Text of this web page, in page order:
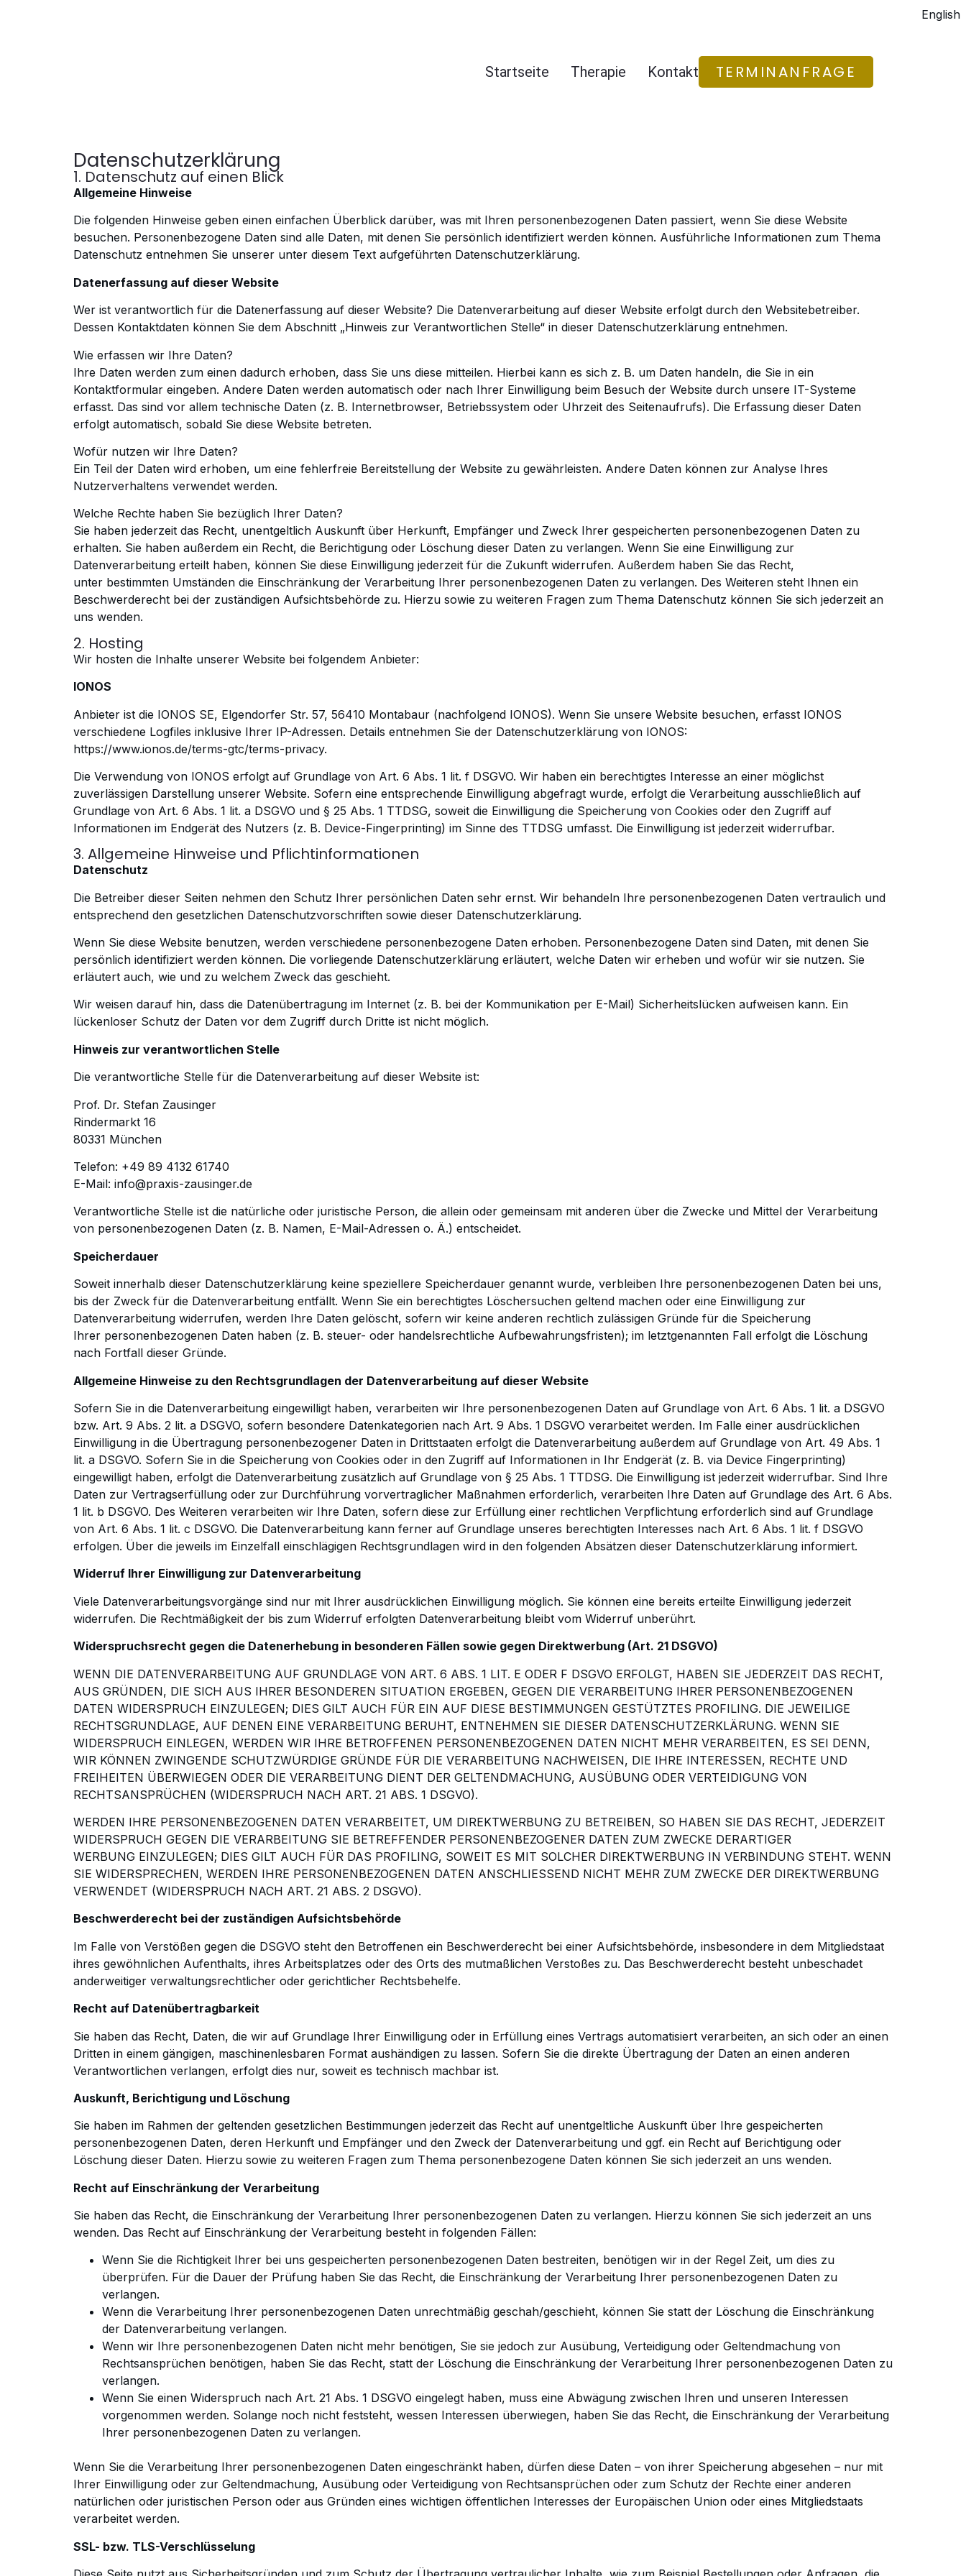
English
TERMINANFRAGE
Startseite Therapie Kontakt
Datenschutzerklärung
1. Datenschutz auf einen Blick
Allgemeine Hinweise
Die folgenden Hinweise geben einen einfachen Überblick darüber, was mit Ihren personenbezogenen Daten passiert, wenn Sie diese Website
besuchen. Personenbezogene Daten sind alle Daten, mit denen Sie persönlich identifiziert werden können. Ausführliche Informationen zum Thema
Datenschutz entnehmen Sie unserer unter diesem Text aufgeführten Datenschutzerklärung.
Datenerfassung auf dieser Website
Wer ist verantwortlich für die Datenerfassung auf dieser Website? Die Datenverarbeitung auf dieser Website erfolgt durch den Websitebetreiber.
Dessen Kontaktdaten können Sie dem Abschnitt „Hinweis zur Verantwortlichen Stelle“ in dieser Datenschutzerklärung entnehmen.
Wie erfassen wir Ihre Daten?
Ihre Daten werden zum einen dadurch erhoben, dass Sie uns diese mitteilen. Hierbei kann es sich z. B. um Daten handeln, die Sie in ein
Kontaktformular eingeben. Andere Daten werden automatisch oder nach Ihrer Einwilligung beim Besuch der Website durch unsere IT-Systeme
erfasst. Das sind vor allem technische Daten (z. B. Internetbrowser, Betriebssystem oder Uhrzeit des Seitenaufrufs). Die Erfassung dieser Daten
erfolgt automatisch, sobald Sie diese Website betreten.
Wofür nutzen wir Ihre Daten?
Ein Teil der Daten wird erhoben, um eine fehlerfreie Bereitstellung der Website zu gewährleisten. Andere Daten können zur Analyse Ihres
Nutzerverhaltens verwendet werden.
Welche Rechte haben Sie bezüglich Ihrer Daten?
Sie haben jederzeit das Recht, unentgeltlich Auskunft über Herkunft, Empfänger und Zweck Ihrer gespeicherten personenbezogenen Daten zu
erhalten. Sie haben außerdem ein Recht, die Berichtigung oder Löschung dieser Daten zu verlangen. Wenn Sie eine Einwilligung zur
Datenverarbeitung erteilt haben, können Sie diese Einwilligung jederzeit für die Zukunft widerrufen. Außerdem haben Sie das Recht,
unter bestimmten Umständen die Einschränkung der Verarbeitung Ihrer personenbezogenen Daten zu verlangen. Des Weiteren steht Ihnen ein
Beschwerderecht bei der zuständigen Aufsichtsbehörde zu. Hierzu sowie zu weiteren Fragen zum Thema Datenschutz können Sie sich jederzeit an
uns wenden.
2. Hosting
Wir hosten die Inhalte unserer Website bei folgendem Anbieter:
IONOS
Anbieter ist die IONOS SE, Elgendorfer Str. 57, 56410 Montabaur (nachfolgend IONOS). Wenn Sie unsere Website besuchen, erfasst IONOS
verschiedene Logfiles inklusive Ihrer IP-Adressen. Details entnehmen Sie der Datenschutzerklärung von IONOS:
https://www.ionos.de/terms-gtc/terms-privacy.
Die Verwendung von IONOS erfolgt auf Grundlage von Art. 6 Abs. 1 lit. f DSGVO. Wir haben ein berechtigtes Interesse an einer möglichst
zuverlässigen Darstellung unserer Website. Sofern eine entsprechende Einwilligung abgefragt wurde, erfolgt die Verarbeitung ausschließlich auf
Grundlage von Art. 6 Abs. 1 lit. a DSGVO und § 25 Abs. 1 TTDSG, soweit die Einwilligung die Speicherung von Cookies oder den Zugriff auf
Informationen im Endgerät des Nutzers (z. B. Device-Fingerprinting) im Sinne des TTDSG umfasst. Die Einwilligung ist jederzeit widerrufbar.
3. Allgemeine Hinweise und Pflichtinformationen
Datenschutz
Die Betreiber dieser Seiten nehmen den Schutz Ihrer persönlichen Daten sehr ernst. Wir behandeln Ihre personenbezogenen Daten vertraulich und
entsprechend den gesetzlichen Datenschutzvorschriften sowie dieser Datenschutzerklärung.
Wenn Sie diese Website benutzen, werden verschiedene personenbezogene Daten erhoben. Personenbezogene Daten sind Daten, mit denen Sie
persönlich identifiziert werden können. Die vorliegende Datenschutzerklärung erläutert, welche Daten wir erheben und wofür wir sie nutzen. Sie
erläutert auch, wie und zu welchem Zweck das geschieht.
Wir weisen darauf hin, dass die Datenübertragung im Internet (z. B. bei der Kommunikation per E-Mail) Sicherheitslücken aufweisen kann. Ein
lückenloser Schutz der Daten vor dem Zugriff durch Dritte ist nicht möglich.
Hinweis zur verantwortlichen Stelle
Die verantwortliche Stelle für die Datenverarbeitung auf dieser Website ist:
Prof. Dr. Stefan Zausinger
Rindermarkt 16
80331 München
Telefon: +49 89 4132 61740
E-Mail: info@praxis-zausinger.de
Verantwortliche Stelle ist die natürliche oder juristische Person, die allein oder gemeinsam mit anderen über die Zwecke und Mittel der Verarbeitung
von personenbezogenen Daten (z. B. Namen, E-Mail-Adressen o. Ä.) entscheidet.
Speicherdauer
Soweit innerhalb dieser Datenschutzerklärung keine speziellere Speicherdauer genannt wurde, verbleiben Ihre personenbezogenen Daten bei uns,
bis der Zweck für die Datenverarbeitung entfällt. Wenn Sie ein berechtigtes Löschersuchen geltend machen oder eine Einwilligung zur
Datenverarbeitung widerrufen, werden Ihre Daten gelöscht, sofern wir keine anderen rechtlich zulässigen Gründe für die Speicherung
Ihrer personenbezogenen Daten haben (z. B. steuer- oder handelsrechtliche Aufbewahrungsfristen); im letztgenannten Fall erfolgt die Löschung
nach Fortfall dieser Gründe.
Allgemeine Hinweise zu den Rechtsgrundlagen der Datenverarbeitung auf dieser Website
Sofern Sie in die Datenverarbeitung eingewilligt haben, verarbeiten wir Ihre personenbezogenen Daten auf Grundlage von Art. 6 Abs. 1 lit. a DSGVO
bzw. Art. 9 Abs. 2 lit. a DSGVO, sofern besondere Datenkategorien nach Art. 9 Abs. 1 DSGVO verarbeitet werden. Im Falle einer ausdrücklichen
Einwilligung in die Übertragung personenbezogener Daten in Drittstaaten erfolgt die Datenverarbeitung außerdem auf Grundlage von Art. 49 Abs. 1
lit. a DSGVO. Sofern Sie in die Speicherung von Cookies oder in den Zugriff auf Informationen in Ihr Endgerät (z. B. via Device Fingerprinting)
eingewilligt haben, erfolgt die Datenverarbeitung zusätzlich auf Grundlage von § 25 Abs. 1 TTDSG. Die Einwilligung ist jederzeit widerrufbar. Sind Ihre
Daten zur Vertragserfüllung oder zur Durchführung vorvertraglicher Maßnahmen erforderlich, verarbeiten Ihre Daten auf Grundlage des Art. 6 Abs.
1 lit. b DSGVO. Des Weiteren verarbeiten wir Ihre Daten, sofern diese zur Erfüllung einer rechtlichen Verpflichtung erforderlich sind auf Grundlage
von Art. 6 Abs. 1 lit. c DSGVO. Die Datenverarbeitung kann ferner auf Grundlage unseres berechtigten Interesses nach Art. 6 Abs. 1 lit. f DSGVO
erfolgen. Über die jeweils im Einzelfall einschlägigen Rechtsgrundlagen wird in den folgenden Absätzen dieser Datenschutzerklärung informiert.
Widerruf Ihrer Einwilligung zur Datenverarbeitung
Viele Datenverarbeitungsvorgänge sind nur mit Ihrer ausdrücklichen Einwilligung möglich. Sie können eine bereits erteilte Einwilligung jederzeit
widerrufen. Die Rechtmäßigkeit der bis zum Widerruf erfolgten Datenverarbeitung bleibt vom Widerruf unberührt.
Widerspruchsrecht gegen die Datenerhebung in besonderen Fällen sowie gegen Direktwerbung (Art. 21 DSGVO)
WENN DIE DATENVERARBEITUNG AUF GRUNDLAGE VON ART. 6 ABS. 1 LIT. E ODER F DSGVO ERFOLGT, HABEN SIE JEDERZEIT DAS RECHT,
AUS GRÜNDEN, DIE SICH AUS IHRER BESONDEREN SITUATION ERGEBEN, GEGEN DIE VERARBEITUNG IHRER PERSONENBEZOGENEN
DATEN WIDERSPRUCH EINZULEGEN; DIES GILT AUCH FÜR EIN AUF DIESE BESTIMMUNGEN GESTÜTZTES PROFILING. DIE JEWEILIGE
RECHTSGRUNDLAGE, AUF DENEN EINE VERARBEITUNG BERUHT, ENTNEHMEN SIE DIESER DATENSCHUTZERKLÄRUNG. WENN SIE
WIDERSPRUCH EINLEGEN, WERDEN WIR IHRE BETROFFENEN PERSONENBEZOGENEN DATEN NICHT MEHR VERARBEITEN, ES SEI DENN,
WIR KÖNNEN ZWINGENDE SCHUTZWÜRDIGE GRÜNDE FÜR DIE VERARBEITUNG NACHWEISEN, DIE IHRE INTERESSEN, RECHTE UND
FREIHEITEN ÜBERWIEGEN ODER DIE VERARBEITUNG DIENT DER GELTENDMACHUNG, AUSÜBUNG ODER VERTEIDIGUNG VON
RECHTSANSPRÜCHEN (WIDERSPRUCH NACH ART. 21 ABS. 1 DSGVO).
WERDEN IHRE PERSONENBEZOGENEN DATEN VERARBEITET, UM DIREKTWERBUNG ZU BETREIBEN, SO HABEN SIE DAS RECHT, JEDERZEIT
WIDERSPRUCH GEGEN DIE VERARBEITUNG SIE BETREFFENDER PERSONENBEZOGENER DATEN ZUM ZWECKE DERARTIGER
WERBUNG EINZULEGEN; DIES GILT AUCH FÜR DAS PROFILING, SOWEIT ES MIT SOLCHER DIREKTWERBUNG IN VERBINDUNG STEHT. WENN
SIE WIDERSPRECHEN, WERDEN IHRE PERSONENBEZOGENEN DATEN ANSCHLIESSEND NICHT MEHR ZUM ZWECKE DER DIREKTWERBUNG
VERWENDET (WIDERSPRUCH NACH ART. 21 ABS. 2 DSGVO).
Beschwerderecht bei der zuständigen Aufsichtsbehörde
Im Falle von Verstößen gegen die DSGVO steht den Betroffenen ein Beschwerderecht bei einer Aufsichtsbehörde, insbesondere in dem Mitgliedstaat
ihres gewöhnlichen Aufenthalts, ihres Arbeitsplatzes oder des Orts des mutmaßlichen Verstoßes zu. Das Beschwerderecht besteht unbeschadet
anderweitiger verwaltungsrechtlicher oder gerichtlicher Rechtsbehelfe.
Recht auf Datenübertragbarkeit
Sie haben das Recht, Daten, die wir auf Grundlage Ihrer Einwilligung oder in Erfüllung eines Vertrags automatisiert verarbeiten, an sich oder an einen
Dritten in einem gängigen, maschinenlesbaren Format aushändigen zu lassen. Sofern Sie die direkte Übertragung der Daten an einen anderen
Verantwortlichen verlangen, erfolgt dies nur, soweit es technisch machbar ist.
Auskunft, Berichtigung und Löschung
Sie haben im Rahmen der geltenden gesetzlichen Bestimmungen jederzeit das Recht auf unentgeltliche Auskunft über Ihre gespeicherten
personenbezogenen Daten, deren Herkunft und Empfänger und den Zweck der Datenverarbeitung und ggf. ein Recht auf Berichtigung oder
Löschung dieser Daten. Hierzu sowie zu weiteren Fragen zum Thema personenbezogene Daten können Sie sich jederzeit an uns wenden.
Recht auf Einschränkung der Verarbeitung
Sie haben das Recht, die Einschränkung der Verarbeitung Ihrer personenbezogenen Daten zu verlangen. Hierzu können Sie sich jederzeit an uns
wenden. Das Recht auf Einschränkung der Verarbeitung besteht in folgenden Fällen:
Wenn Sie die Richtigkeit Ihrer bei uns gespeicherten personenbezogenen Daten bestreiten, benötigen wir in der Regel Zeit, um dies zu
überprüfen. Für die Dauer der Prüfung haben Sie das Recht, die Einschränkung der Verarbeitung Ihrer personenbezogenen Daten zu
verlangen.
Wenn die Verarbeitung Ihrer personenbezogenen Daten unrechtmäßig geschah/geschieht, können Sie statt der Löschung die Einschränkung
der Datenverarbeitung verlangen.
Wenn wir Ihre personenbezogenen Daten nicht mehr benötigen, Sie sie jedoch zur Ausübung, Verteidigung oder Geltendmachung von
Rechtsansprüchen benötigen, haben Sie das Recht, statt der Löschung die Einschränkung der Verarbeitung Ihrer personenbezogenen Daten zu
verlangen.
Wenn Sie einen Widerspruch nach Art. 21 Abs. 1 DSGVO eingelegt haben, muss eine Abwägung zwischen Ihren und unseren Interessen
vorgenommen werden. Solange noch nicht feststeht, wessen Interessen überwiegen, haben Sie das Recht, die Einschränkung der Verarbeitung
Ihrer personenbezogenen Daten zu verlangen.
Wenn Sie die Verarbeitung Ihrer personenbezogenen Daten eingeschränkt haben, dürfen diese Daten – von ihrer Speicherung abgesehen – nur mit
Ihrer Einwilligung oder zur Geltendmachung, Ausübung oder Verteidigung von Rechtsansprüchen oder zum Schutz der Rechte einer anderen
natürlichen oder juristischen Person oder aus Gründen eines wichtigen öffentlichen Interesses der Europäischen Union oder eines Mitgliedstaats
verarbeitet werden.
SSL- bzw. TLS-Verschlüsselung